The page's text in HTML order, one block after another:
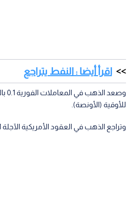
اقرأ أيضا : النفط يتراجع
للأوقية (الأونصة).
وتراجع الذهب في العقود الأمريكية الآجلة 0.1 بالمئة إلى 1798 دولارا.